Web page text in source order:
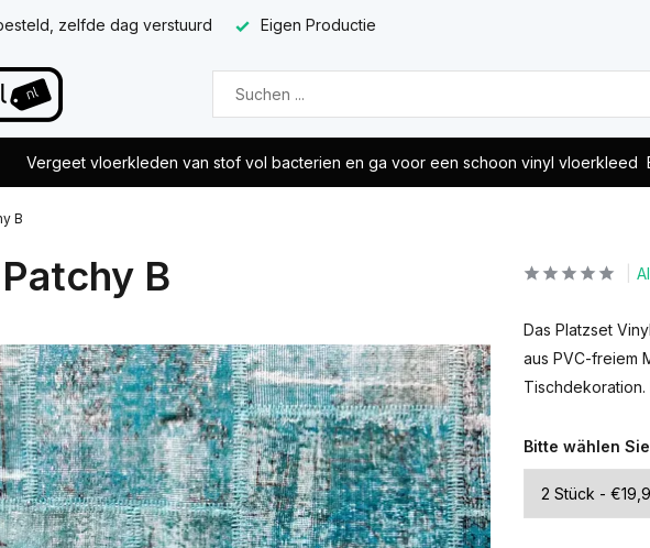
zelfde dag verstuurd Eigen Productie
Vergeet vloerkleden van stof vol bacterien en ga voor een schoon vinyl vloerkleed
B
B
Das Platzset
aus PVC-freiem
Tischdekoration.
Bitte wählen